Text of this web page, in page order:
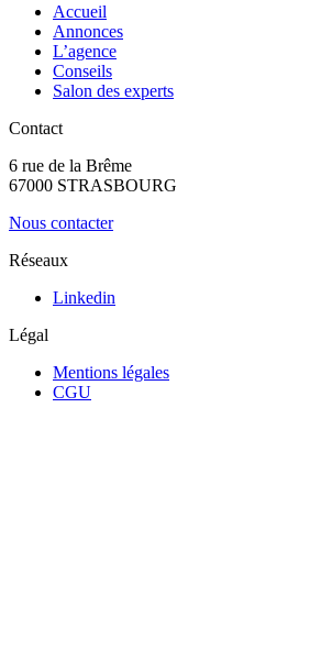
Accueil
Annonces
L’agence
Conseils
Salon des experts
Contact
6 rue de la Brême
67000 STRASBOURG
Nous contacter
Réseaux
Linkedin
Légal
Mentions légales
CGU